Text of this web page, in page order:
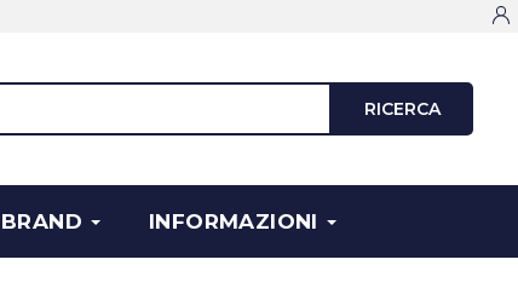
RICERCA
INFORMAZIONI